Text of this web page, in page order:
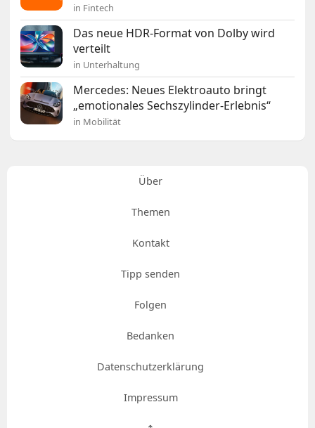
in Fintech
Das neue HDR-Format von Dolby wird
verteilt
in Unterhaltung
Mercedes: Neues Elektroauto bringt
„emotionales Sechszylinder-Erlebnis“
in Mobilität
Über
Themen
Kontakt
Tipp senden
Folgen
Bedanken
Datenschutzerklärung
Impressum